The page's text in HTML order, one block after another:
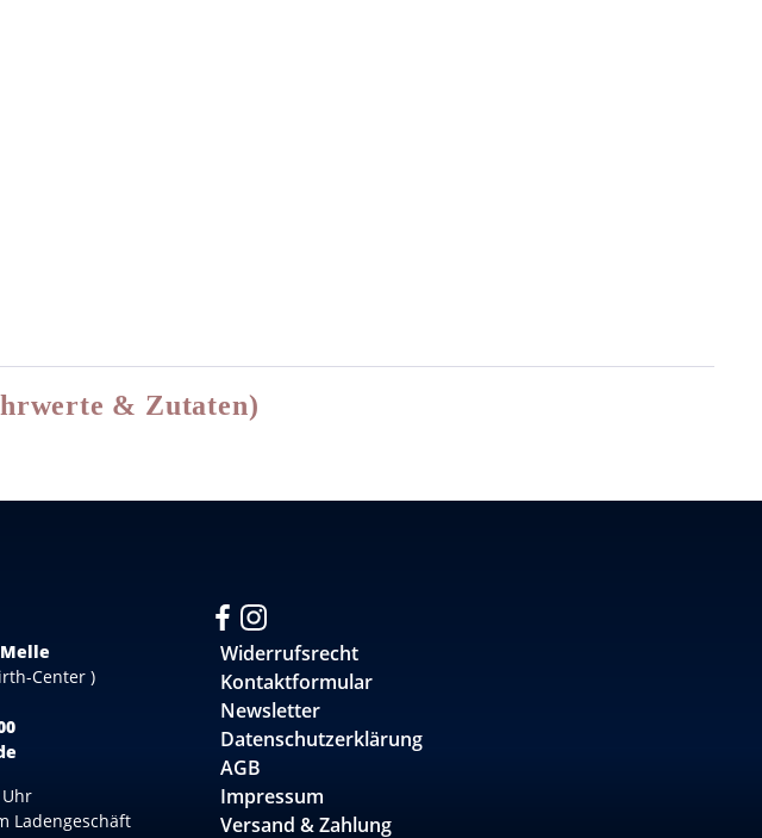
& Zutaten)
Center )
Uhr
Ladengeschäft
Widerrufsrecht
Kontaktformular
Newsletter
Datenschutzerklärung
AGB
Impressum
Versand & Zahlung